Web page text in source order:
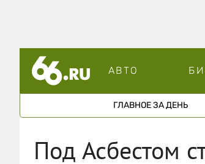
АВТО
ГЛАВНОЕ ЗА ДЕНЬ
Под Асбестом